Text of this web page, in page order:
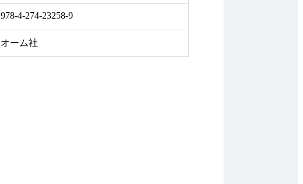
978-4-274-23258-9
オーム社